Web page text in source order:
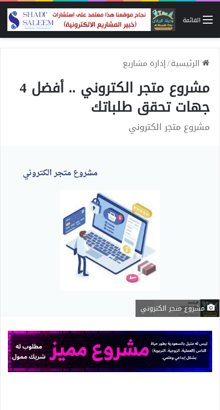
القائمة
الرئيسية/إدارة مشاريع
مشروع متجر الكتروني .. أفضل 4
جهات تحقق طلباتك
مشروع متجر الكتروني
مشروع متجر الكتروني